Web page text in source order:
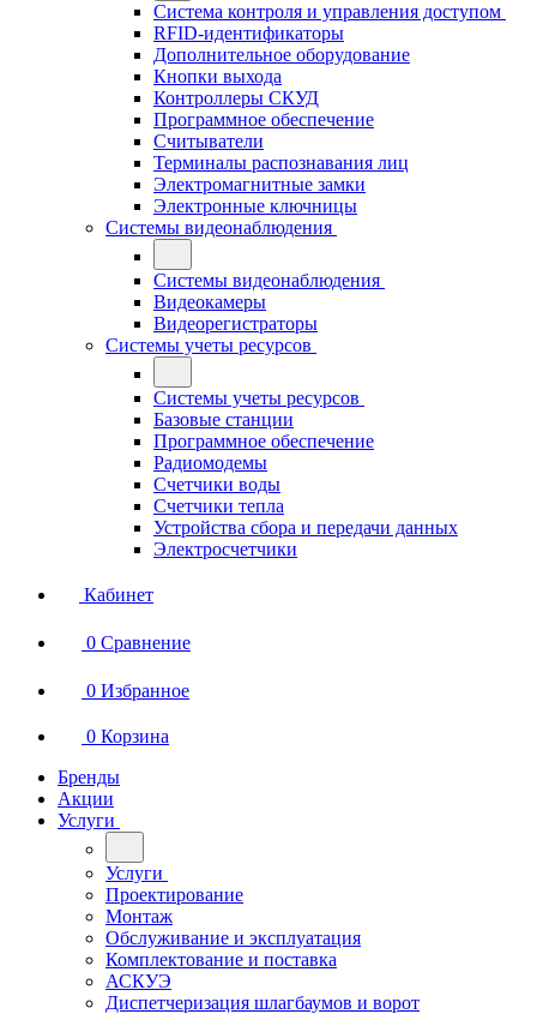
Система контроля и управления доступом
RFID-идентификаторы
Дополнительное оборудование
Кнопки выхода
Контроллеры СКУД
Программное обеспечение
Считыватели
Терминалы распознавания лиц
Электромагнитные замки
Электронные ключницы
Системы видеонаблюдения
Системы видеонаблюдения
Видеокамеры
Видеорегистраторы
Системы учеты ресурсов
Системы учеты ресурсов
Базовые станции
Программное обеспечение
Радиомодемы
Счетчики воды
Счетчики тепла
Устройства сбора и передачи данных
Электросчетчики
Кабинет
0 Сравнение
0 Избранное
0 Корзина
Бренды
Акции
Услуги
Услуги
Проектирование
Монтаж
Обслуживание и эксплуатация
Комплектование и поставка
АСКУЭ
Диспетчеризация шлагбаумов и ворот